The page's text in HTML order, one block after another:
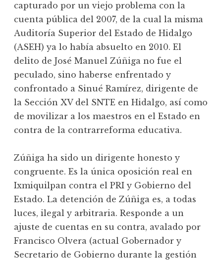
capturado por un viejo problema con la
cuenta pública del 2007, de la cual la misma
Auditoría Superior del Estado de Hidalgo
(ASEH) ya lo había absuelto en 2010. El
delito de José Manuel Zúñiga no fue el
peculado, sino haberse enfrentado y
confrontado a Sinué Ramírez, dirigente de
la Sección XV del SNTE en Hidalgo, así como
de movilizar a los maestros en el Estado en
contra de la contrarreforma educativa.
Zúñiga ha sido un dirigente honesto y
congruente. Es la única oposición real en
Ixmiquilpan contra el PRI y Gobierno del
Estado. La detención de Zúñiga es, a todas
luces, ilegal y arbitraria. Responde a un
ajuste de cuentas en su contra, avalado por
Francisco Olvera (actual Gobernador y
Secretario de Gobierno durante la gestión